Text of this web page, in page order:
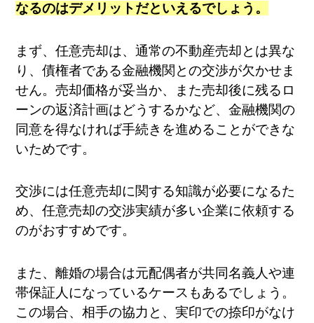
なるのはデメリットだといえるでしょう。
まず、任意売却は、通常の不動産売却とは異な
り、債権者である金融機関との交渉が欠かせま
せん。売却価格が妥当か、また売却後に残るロ
ーンの返済計画はどうするかなど、金融機関の
同意を得なければ手続きを進めることができな
いためです。
交渉には任意売却に関する知識が必要になるた
め、任意売却の交渉実績が多い企業に依頼する
のがおすすめです。
また、離婚の場合は元配偶者が共同名義人や連
帯保証人になっているケースもあるでしょう。
この場合、相手の協力と、実印での捺印がなけ